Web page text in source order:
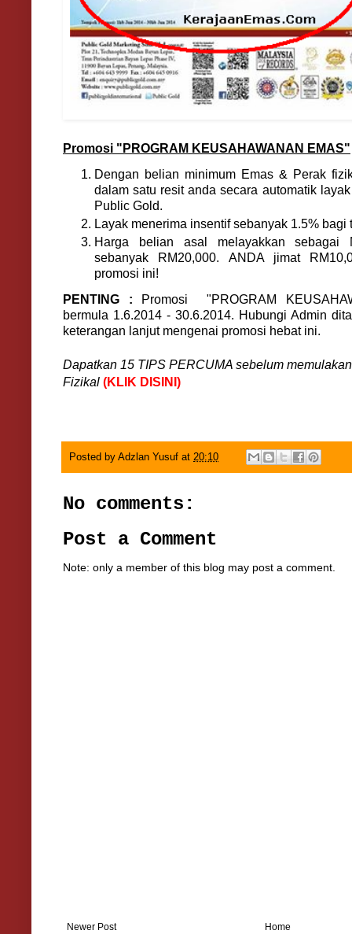
Promosi "PROGRAM KEUSAHAWANAN EMAS"
Dengan belian minimum Emas & Perak
dalam satu resit anda secara automatik
Public Gold.
Layak menerima insentif sebanyak 1.5%
Harga belian asal melayakkan sebagai
sebanyak RM20,000. ANDA jimat
promosi ini!
PENTING : Promosi "PROGRAM
bermula 1.6.2014 - 30.6.2014. Hubungi Admin
keterangan lanjut mengenai promosi hebat ini.
Dapatkan 15 TIPS PERCUMA sebelum
Fizikal (KLIK DISINI)
Posted by Adzlan Yusuf at 20:10
No comments:
Post a Comment
Note: only a member of this blog may post a comment.
Newer Post Home